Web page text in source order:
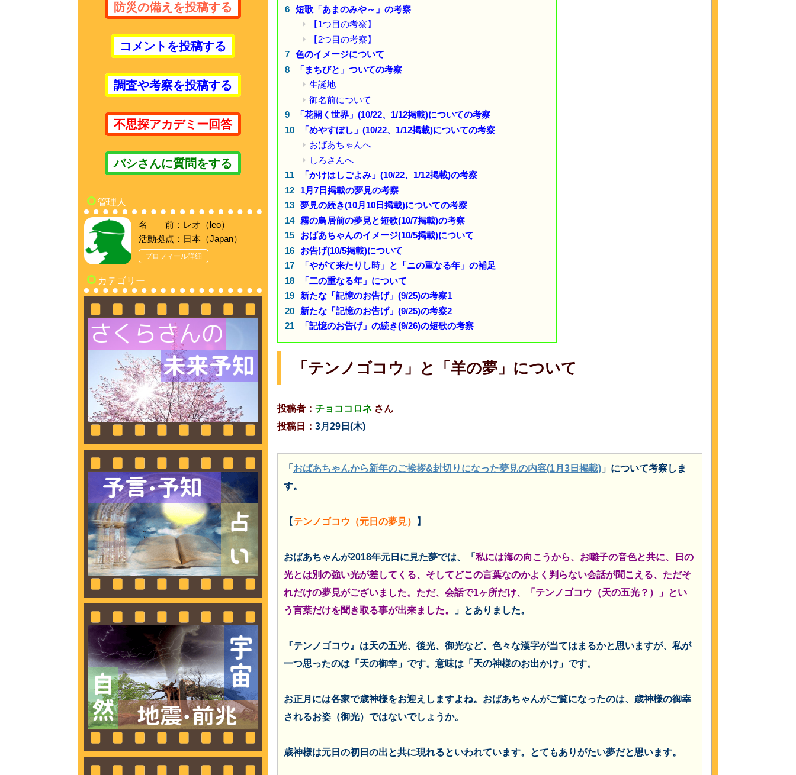
短歌「あまのみや～」の考察
【1つ目の考察】
【2つ目の考察】
色のイメージについて
「まちびと」ついての考察
生誕地
御名前について
「花開く世界」(10/22、1/12掲載)についての考察
「めやすぼし」(10/22、1/12掲載)についての考察
おばあちゃんへ
しろさんへ
「かけはしごよみ」(10/22、1/12掲載)の考察
1月7日掲載の夢見の考察
夢見の続き(10月10日掲載)についての考察
霧の鳥居前の夢見と短歌(10/7掲載)の考察
おばあちゃんのイメージ(10/5掲載)について
お告げ(10/5掲載)について
「やがて来たりし時」と「ニの重なる年」の補足
「二の重なる年」について
新たな「記憶のお告げ」(9/25)の考察1
新たな「記憶のお告げ」(9/25)の考察2
「記憶のお告げ」の続き(9/26)の短歌の考察
「テンノゴコウ」と「羊の夢」について
投稿者： チョココロネ さん
投稿日： 3月29日(木)
「 おばあちゃんから新年のご挨拶&封切りになった夢見の内容(1月3日掲載) 」について考察しま
す。
【テンノゴコウ（元日の夢見） 】
おばあちゃんが2018年元日に見た夢では、「 私には海の向こうから、お囃子の音色と共に、日の
光とは別の強い光が差してくる、そしてどこの言葉なのかよく判らない会話が聞こえる、ただそ
れだけの夢見がございました。 ただ、会話で1ヶ所だけ、「テンノゴコウ（天の五光？）」とい
う言葉だけを聞き取る事が出来ました。
」 とありました。
『テンノゴコウ』は天の五光、後光、御光など、色々な漢字が当てはまるかと思いますが、私が
一つ思ったのは「天の御幸」です。意味は「天の神様のお出かけ」です。
お正月には各家で歳神様をお迎えしますよね。おばあちゃんがご覧になったのは、歳神様の御幸
されるお姿（御光）ではないでしょうか。
歳神様は元日の初日の出と共に現れるといわれています。 とてもありがたい夢だと思います。
防災の備えを投稿する
コメントを投稿する
調査や考察を投稿する
不思探アカデミー回答
バシさんに質問をする
管理人
名 前：レオ（leo）
活動拠点：日本（Japan）
プロフィール詳細
カテゴリー